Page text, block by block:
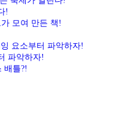
!
파악하자!